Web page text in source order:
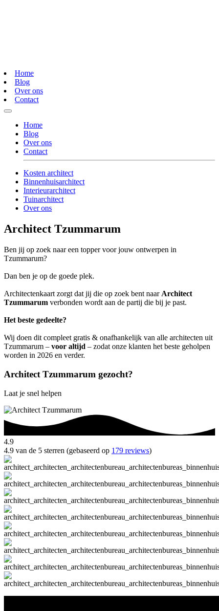
Home
Blog
Over ons
Contact
Home
Blog
Over ons
Contact
Kosten architect
Binnenhuisarchitect
Interieurarchitect
Tuinarchitect
Over ons
Architect Tzummarum
Ben jij op zoek naar een topper voor jouw ontwerpen in
Tzummarum?
Dan ben je op de goede plek.
Architectenkaart zorgt dat jij die op zoek bent naar Architect
Tzummarum verbonden wordt aan de partij die bij je past.
Het beste gedeelte?
Wij doen dit compleet gratis & onafhankelijk van alle architecten uit
Tzummarum – voor altijd – zodat onze klanten het beste geholpen
worden in 2026 en verder.
Architect Tzummarum gezocht?
Laat je snel helpen
4.9
4.9 van de 5 sterren (gebaseerd op 179 reviews)